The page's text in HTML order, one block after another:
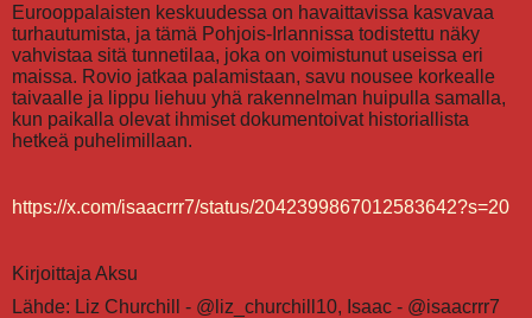
Eurooppalaisten keskuudessa on havaittavissa kasvavaa
turhautumista, ja tämä Pohjois-Irlannissa todistettu näky
vahvistaa sitä tunnetilaa, joka on voimistunut useissa eri
maissa. Rovio jatkaa palamistaan, savu nousee korkealle
taivaalle ja lippu liehuu yhä rakennelman huipulla samalla,
kun paikalla olevat ihmiset dokumentoivat historiallista
hetkeä puhelimillaan.
https://x.com/isaacrrr7/status/2042399867012583642?s=20
Kirjoittaja Aksu
Lähde: Liz Churchill - @liz_churchill10, Isaac - @isaacrrr7